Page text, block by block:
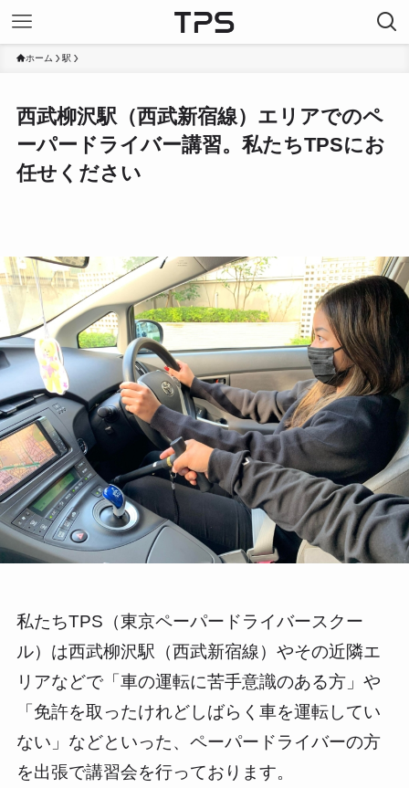
ホーム 駅
西武柳沢駅（西武新宿線）エリアでのペ
ーパードライバー講習。私たちTPSにお
任せください
私たちTPS（東京ペーパードライバースクー
ル）は西武柳沢駅（西武新宿線）やその近隣エ
リアなどで「車の運転に苦手意識のある方」や
「免許を取ったけれどしばらく車を運転してい
ない」などといった、ペーパードライバーの方
を出張で講習会を行っております。